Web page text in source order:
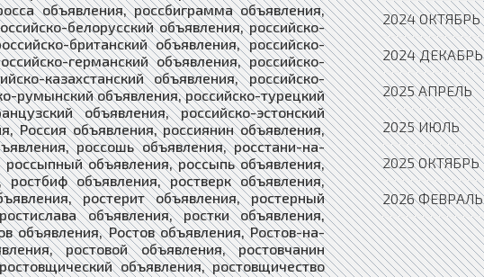
2024 ОКТЯБРЬ
2024 ДЕКАБРЬ
2025 АПРЕЛЬ
2025 ИЮЛЬ
2025 ОКТЯБРЬ
2026 ФЕВРАЛЬ